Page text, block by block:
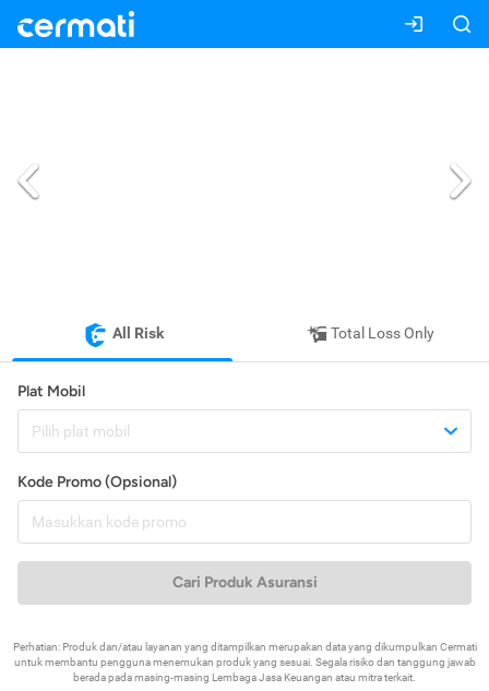
All Risk Total Loss Only
Plat Mobil
Pilih plat mobil
Kode Promo (Opsional)
Cari Produk Asuransi
Perhatian: Produk dan/atau layanan yang ditampilkan merupakan data yang dikumpulkan Cermati
untuk membantu pengguna menemukan produk yang sesuai. Segala risiko dan tanggung jawab
berada pada masing-masing Lembaga Jasa Keuangan atau mitra terkait.